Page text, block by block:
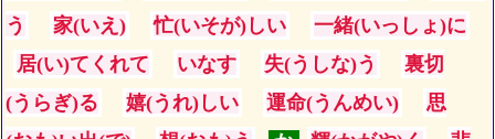
う
家(いえ) 忙(いそが)しい
一緒(いっしょ)に
居(い)てくれて
いなす 失(うしな)う
裏切
(うらぎ)る
嬉(うれ)しい 運命(うんめい)
思